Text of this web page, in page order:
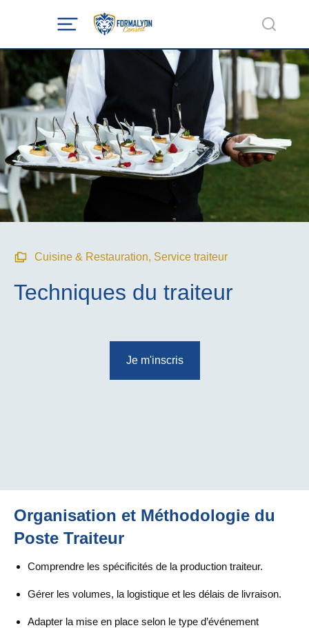
Cuisine & Restauration, Service traiteur
Techniques du traiteur
Je m'inscris
Organisation et Méthodologie du
Poste Traiteur
Comprendre les spécificités de la production traiteur.
Gérer les volumes, la logistique et les délais de livraison.
Adapter la mise en place selon le type d’événement